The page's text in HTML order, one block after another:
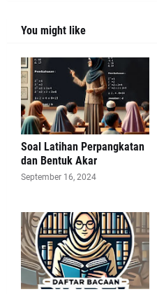
You might like
Soal Latihan Perpangkatan
dan Bentuk Akar
September 16, 2024